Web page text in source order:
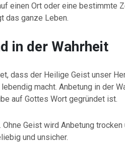
einen Ort oder eine bestimmte
das ganze Leben.
in der Wahrheit
dass der Heilige Geist unser
macht. Anbetung in der
auf Gottes Wort gegründet ist.
Geist wird Anbetung trocken
und unsicher.